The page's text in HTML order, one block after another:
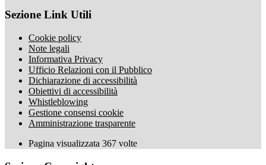
Sezione Link Utili
Cookie policy
Note legali
Informativa Privacy
Ufficio Relazioni con il Pubblico
Dichiarazione di accessibilità
Obiettivi di accessibilità
Whistleblowing
Gestione consensi cookie
Amministrazione trasparente
Pagina visualizzata 367 volte